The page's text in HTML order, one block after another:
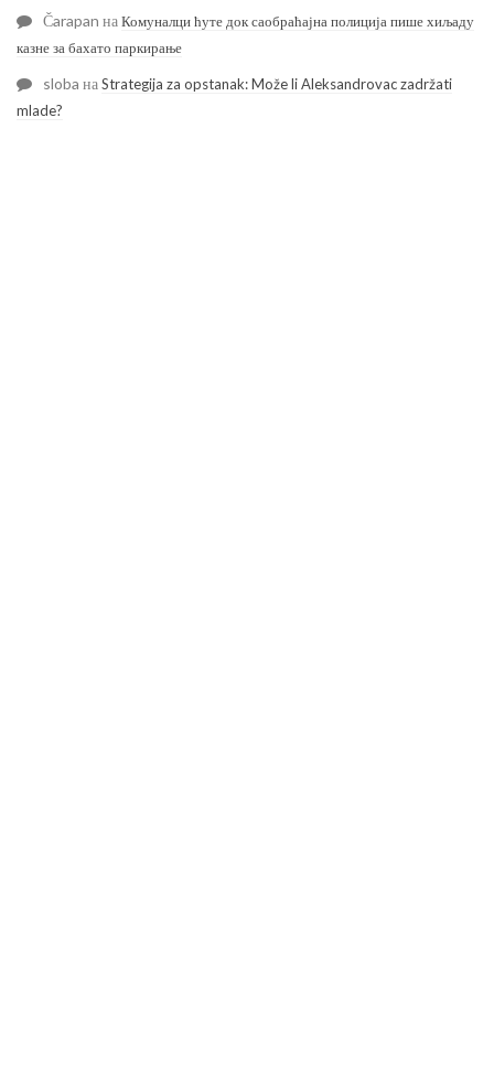
Čarapan наКомуналци ћуте док саобраћајна полиција пише хиљаду
казне за бахато паркирање
sloba наStrategija za opstanak: Može li Aleksandrovac zadržati
mlade?